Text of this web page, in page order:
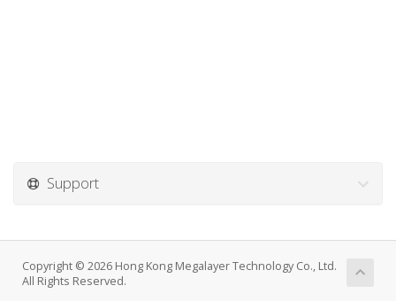
Support
Copyright © 2026 Hong Kong Megalayer Technology Co., Ltd.
All Rights Reserved.